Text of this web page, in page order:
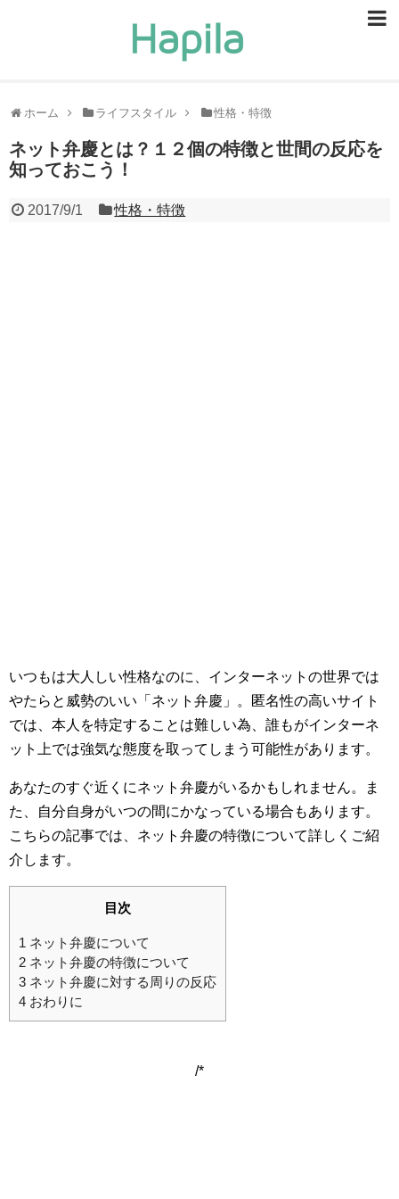
ホーム ライフスタイル 性格・特徴
ネット弁慶とは？１２個の特徴と世間の反応を
知っておこう！
2017/9/1 性格・特徴
いつもは大人しい性格なのに、インターネットの世界では
やたらと威勢のいい「ネット弁慶」。匿名性の高いサイト
では、本人を特定することは難しい為、誰もがインターネ
ット上では強気な態度を取ってしまう可能性があります。
あなたのすぐ近くにネット弁慶がいるかもしれません。ま
た、自分自身がいつの間にかなっている場合もあります。
こちらの記事では、ネット弁慶の特徴について詳しくご紹
介します。
目次
1 ネット弁慶について
2 ネット弁慶の特徴について
3 ネット弁慶に対する周りの反応
4 おわりに
/*
ヘアケア
ヘルスケア
食事・食べ物